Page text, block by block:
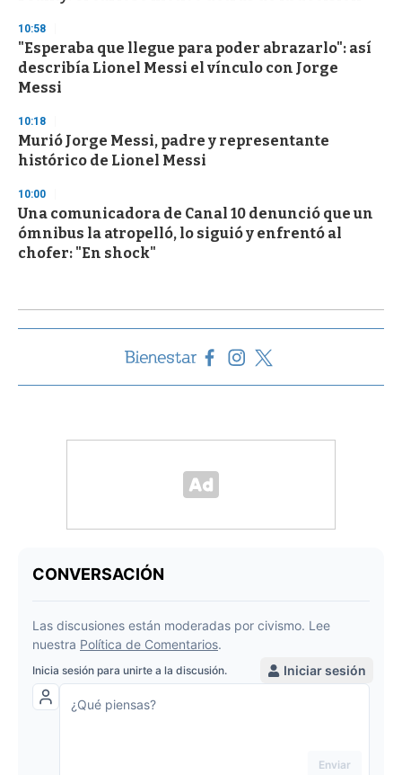
10:58
"Esperaba que llegue para poder abrazarlo": así
describía Lionel Messi el vínculo con Jorge
Messi
10:18
Murió Jorge Messi, padre y representante
histórico de Lionel Messi
10:00
Una comunicadora de Canal 10 denunció que un
ómnibus la atropelló, lo siguió y enfrentó al
chofer: "En shock"